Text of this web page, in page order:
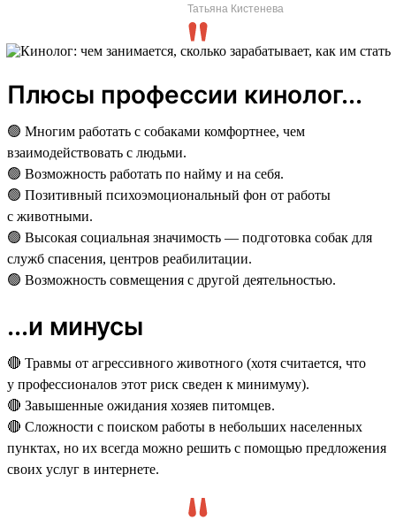
Татьяна Кистенева
Плюсы профессии кинолог...
🟢 Многим работать с собаками комфортнее, чем
взаимодействовать с людьми.
🟢 Возможность работать по найму и на себя.
🟢 Позитивный психоэмоциональный фон от работы
с животными.
🟢 Высокая социальная значимость — подготовка собак для
служб спасения, центров реабилитации.
🟢 Возможность совмещения с другой деятельностью.
...и минусы
🔴 Травмы от агрессивного животного (хотя считается, что
у профессионалов этот риск сведен к минимуму).
🔴 Завышенные ожидания хозяев питомцев.
🔴 Сложности с поиском работы в небольших населенных
пунктах, но их всегда можно решить с помощью предложения
своих услуг в интернете.